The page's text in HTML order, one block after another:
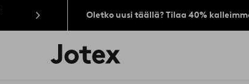
Oletko uusi täällä? Tilaa 40%
Jotex-
logo